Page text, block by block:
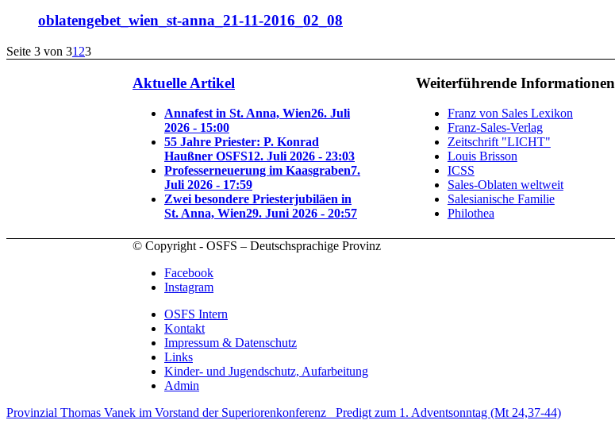
oblatengebet_wien_st-anna_21-11-2016_02_08
Seite 3 von 31 23
Aktuelle Artikel
Annafest in St. Anna, Wien26. Juli
2026 - 15:00
55 Jahre Priester: P. Konrad
Haußner OSFS12. Juli 2026 - 23:03
Professerneuerung im Kaasgraben7.
Juli 2026 - 17:59
Zwei besondere Priesterjubiläen in
St. Anna, Wien29. Juni 2026 - 20:57
Weiterführende Informationen
Franz von Sales Lexikon
Franz-Sales-Verlag
Zeitschrift "LICHT"
Louis Brisson
ICSS
Sales-Oblaten weltweit
Salesianische Familie
Philothea
© Copyright - OSFS – Deutschsprachige Provinz
Facebook
Instagram
OSFS Intern
Kontakt
Impressum & Datenschutz
Links
Kinder- und Jugendschutz, Aufarbeitung
Admin
Provinzial Thomas Vanek im Vorstand der Superiorenkonferenz
Predigt zum 1. Adventsonntag (Mt 24,37-44)